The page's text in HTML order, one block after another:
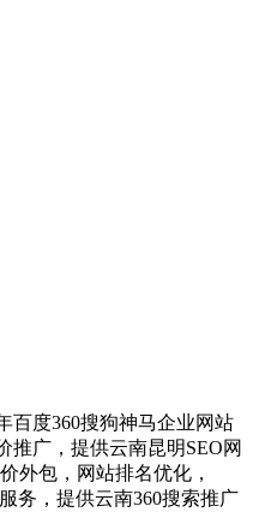
百度360搜狗神马企业网站
推广，提供云南昆明SEO网
外包，网站排名优化，
务，提供云南360搜索推广